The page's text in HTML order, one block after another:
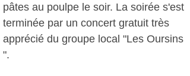
pâtes au poulpe le soir. La soirée s'est
terminée par un concert gratuit très
apprécié du groupe local "Les Oursins
".